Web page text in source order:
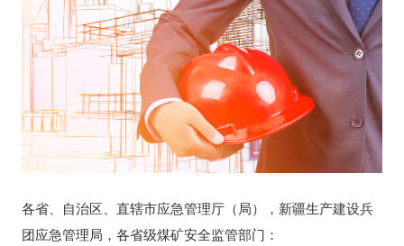
各省、自治区、直辖市应急管理厅（局），新疆生产建设兵
团应急管理局，各省级煤矿安全监管部门：